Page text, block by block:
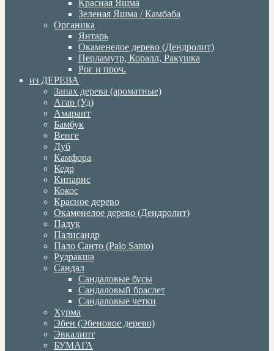
Красная Яшма
Зеленая Яшма / Камбаба
Органика
Янтарь
Окаменелое дерево (Дендролит)
Перламутр, Коралл, Ракушка
Рог и проч.
из ДЕРЕВА
Запах дерева (ароматные)
Агар (Уд)
Амарант
Бамбук
Венге
Дуб
Камфора
Кедр
Кипарис
Кокос
Красное дерево
Окаменелое дерево (Дендролит)
Падук
Палисандр
Пало Санто (Palo Santo)
Рудракша
Сандал
Сандаловые бусы
Сандаловый браслет
Сандаловые четки
Хурма
Эбен (Эбеновое дерево)
Эвкалипт
БУМАГА